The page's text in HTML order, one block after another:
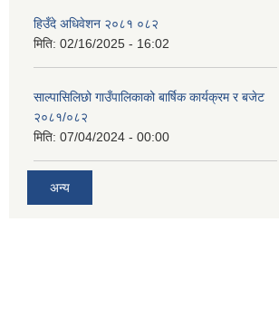
हिउँदे अधिवेशन २०८१ ०८२
मिति: 02/16/2025 - 16:02
साल्पासिलिछो गाउँपालिकाको बार्षिक कार्यक्रम र बजेट
२०८१/०८२
मिति: 07/04/2024 - 00:00
अन्य